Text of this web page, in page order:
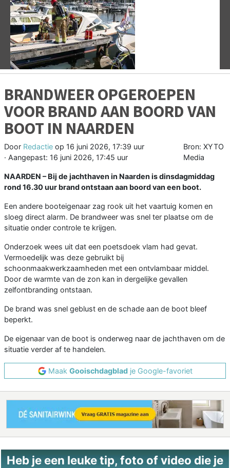
Vorige
BRANDWEER OPGEROEPEN
VOOR BRAND AAN BOORD VAN
BOOT IN NAARDEN
Door Redactie op 16 juni 2026, 17:39 uur
· Aangepast: 16 juni 2026, 17:45 uur
Bron: XYTO
Media
NAARDEN – Bij de jachthaven in Naarden is dinsdagmiddag
rond 16.30 uur brand ontstaan aan boord van een boot.
Een andere booteigenaar zag rook uit het vaartuig komen en
sloeg direct alarm. De brandweer was snel ter plaatse om de
situatie onder controle te krijgen.
Onderzoek wees uit dat een poetsdoek vlam had gevat.
Vermoedelijk was deze gebruikt bij
schoonmaakwerkzaamheden met een ontvlambaar middel.
Door de warmte van de zon kan in dergelijke gevallen
zelfontbranding ontstaan.
De brand was snel geblust en de schade aan de boot bleef
beperkt.
De eigenaar van de boot is onderweg naar de jachthaven om de
situatie verder af te handelen.
Maak Gooischdagbladje Google-favoriet
Heb je een leuke tip, foto of video die je